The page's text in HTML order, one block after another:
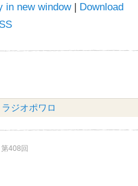
in new window| Download
ラジオポワロ
408回